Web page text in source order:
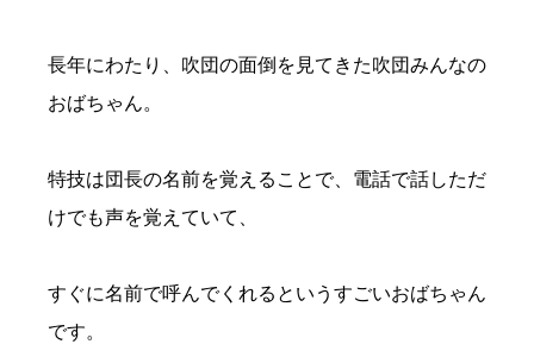
長年にわたり、吹団の面倒を見てきた吹団みんなの
おばちゃん。
特技は団長の名前を覚えることで、電話で話しただ
けでも声を覚えていて、
すぐに名前で呼んでくれるというすごいおばちゃん
です。